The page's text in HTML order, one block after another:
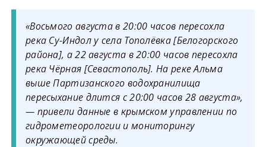
«Восьмого августа в 20:00 часов пересохла
река Су-Индол у села Тополёвка [Белогорского
района], а 22 августа в 20:00 часов пересохла
река Чёрная [Севастополь]. На реке Альма
выше Партизанского водохранилища
пересыхание длится с 20:00 часов 28 августа»,
— привели данные в крымском управлении по
гидрометеорологии и мониторингу
окружающей среды.